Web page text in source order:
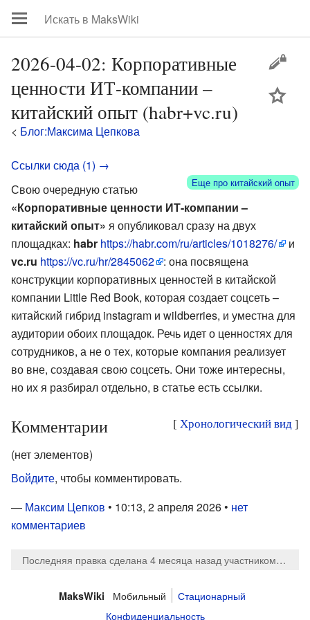
2026-04-02: Корпоративные
ценности ИТ-компании –
китайский опыт (habr+vc.ru)
< Блог:Максима Цепкова
Ссылки сюда (1) →
Еще про китайский опыт
Свою очередную статью
«Корпоративные ценности ИТ-компании –
китайский опыт» я опубликовал сразу на двух
площадках: habr https://habr.com/ru/articles/1018276/
и
vc.ru https://vc.ru/hr/2845062
: она посвящена
конструкции корпоративных ценностей в китайской
компании Little Red Book, которая создает соцсеть –
китайский гибрид instagram и wildberries, и уместна для
аудитории обоих площадок. Речь идет о ценностях для
сотрудников, а не о тех, которые компания реализует
во вне, создавая свою соцсеть. Они тоже интересны,
но их я разбирал отдельно, в статье есть ссылки.
[ Хронологический вид]
Комментарии
(нет элементов)
Войдите, чтобы комментировать.
— Максим Цепков • 10:13, 2 апреля 2026 • нет
комментариев
Последняя правка сделана 4 месяца назад участником
MaksWiki Мобильный
Стационарный
Конфиденциальность